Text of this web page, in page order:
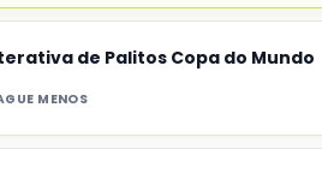
de Palitos Copa do Mundo
MENOS